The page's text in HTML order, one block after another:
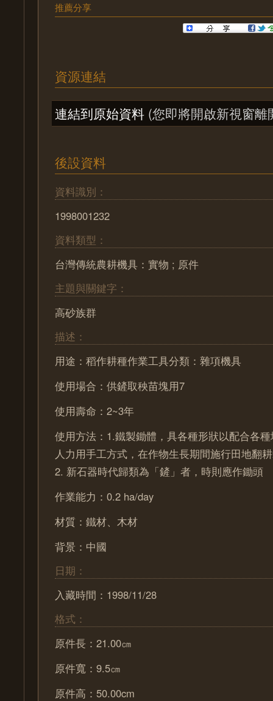
推薦分享
資源連結
連結到原始資料 (您即將開啟新視窗離
後設資料
資料識別：
1998001232
資料類型：
台灣傳統農耕機具：實物 ; 原件
主題與關鍵字：
高砂族群
描述：
用途：稻作耕種作業工具分類：雜項機具
使用場合：供鏟取秧苗塊用7
使用壽命：2~3年
使用方法：1.鐵製鋤體，具各種形狀以配合各
人力用手工方式，在作物生長期間施行田地翻
2. 新石器時代歸類為「鏟」者，時則應作鋤頭
作業能力：0.2 ha/day
材質：鐵材、木材
背景：中國
日期：
入藏時間：1998/11/28
格式：
原件長：21.00㎝
原件寬：9.5㎝
原件高：50.00cm